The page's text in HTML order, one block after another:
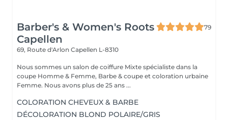
Barber's & Women's Roots
Capellen
79
69, Route d'Arlon Capellen L-8310
Nous sommes un salon de coiffure Mixte spécialiste dans la
coupe Homme & Femme, Barbe & coupe et coloration urbaine
Femme. Nous avons plus de 25 ans ...
COLORATION CHEVEUX & BARBE
DÉCOLORATION BLOND POLAIRE/GRIS